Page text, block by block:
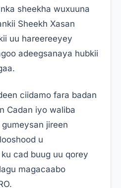
sheekha wuxuuna
Sheekh Xasan
uu hareereeyey
adeegsanaya hubkii
ciidamo fara badan
Cadan iyo waliba
jireen
u
cad buug uu qorey
magacaabo